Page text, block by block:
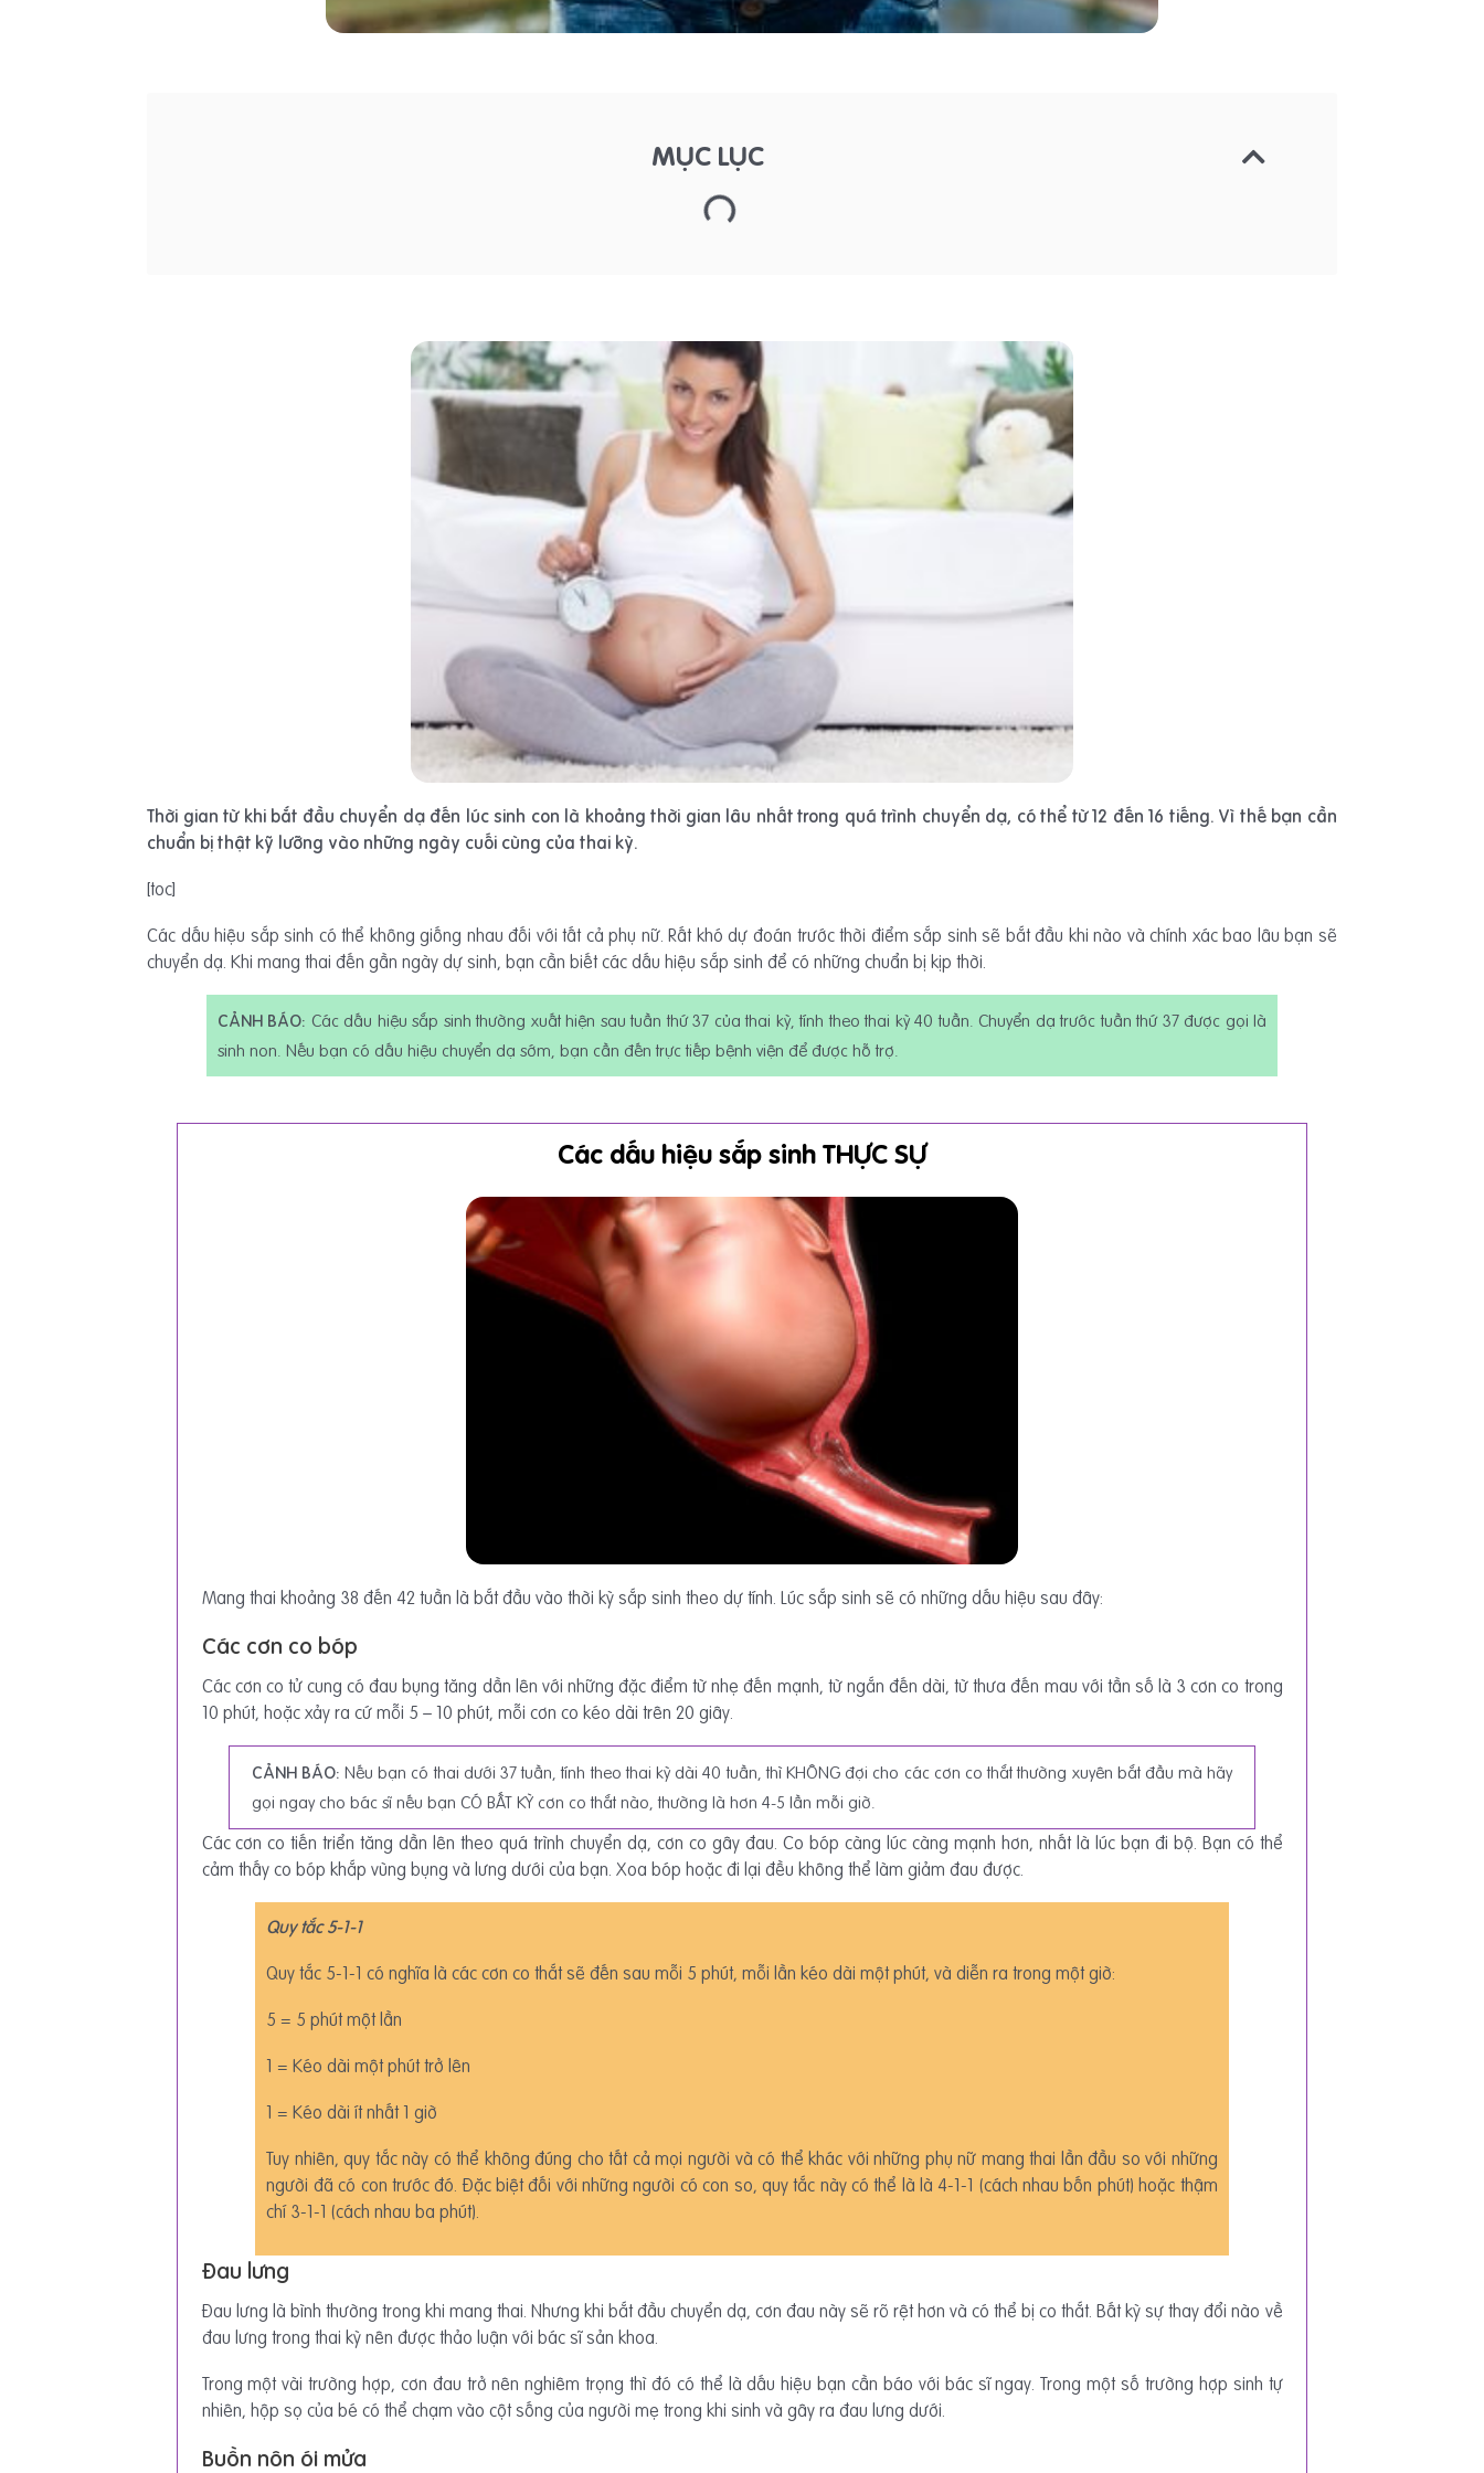
MỤC LỤC
Thời gian từ khi bắt đầu chuyển dạ đến lúc sinh con là khoảng thời gian lâu nhất trong quá trình chuyển dạ, có thể từ 12 đến 16 tiếng. Vì thế bạn cần
chuẩn bị thật kỹ lưỡng vào những ngày cuối cùng của thai kỳ.
[toc]
Các dấu hiệu sắp sinh có thể không giống nhau đối với tất cả phụ nữ. Rất khó dự đoán trước thời điểm sắp sinh sẽ bắt đầu khi nào và chính xác bao lâu bạn sẽ
chuyển dạ. Khi mang thai đến gần ngày dự sinh, bạn cần biết các dấu hiệu sắp sinh để có những chuẩn bị kịp thời.
CẢNH BÁO: Các dấu hiệu sắp sinh thường xuất hiện sau tuần thứ 37 của thai kỳ, tính theo thai kỳ 40 tuần. Chuyển dạ trước tuần thứ 37 được gọi là
sinh non. Nếu bạn có dấu hiệu chuyển dạ sớm, bạn cần đến trực tiếp bệnh viện để được hỗ trợ.
Các dấu hiệu sắp sinh THỰC SỰ
Mang thai khoảng 38 đến 42 tuần là bắt đầu vào thời kỳ sắp sinh theo dự tính. Lúc sắp sinh sẽ có những dấu hiệu sau đây:
Các cơn co bóp
Các cơn co tử cung có đau bụng tăng dần lên với những đặc điểm từ nhẹ đến mạnh, từ ngắn đến dài, từ thưa đến mau với tần số là 3 cơn co trong
10 phút, hoặc xảy ra cứ mỗi 5 – 10 phút, mỗi cơn co kéo dài trên 20 giây.
CẢNH BÁO: Nếu bạn có thai dưới 37 tuần, tính theo thai kỳ dài 40 tuần, thì KHÔNG đợi cho các cơn co thắt thường xuyên bắt đầu mà hãy
gọi ngay cho bác sĩ nếu bạn CÓ BẤT KỲ cơn co thắt nào, thường là hơn 4-5 lần mỗi giờ.
Các cơn co tiến triển tăng dần lên theo quá trình chuyển dạ, cơn co gây đau. Co bóp càng lúc càng mạnh hơn, nhất là lúc bạn đi bộ. Bạn có thể
cảm thấy co bóp khắp vùng bụng và lưng dưới của bạn. Xoa bóp hoặc đi lại đều không thể làm giảm đau được.
Quy tắc 5-1-1
Quy tắc 5-1-1 có nghĩa là các cơn co thắt sẽ đến sau mỗi 5 phút, mỗi lần kéo dài một phút, và diễn ra trong một giờ:
5 = 5 phút một lần
1 = Kéo dài một phút trở lên
1 = Kéo dài ít nhất 1 giờ
Tuy nhiên, quy tắc này có thể không đúng cho tất cả mọi người và có thể khác với những phụ nữ mang thai lần đầu so với những
người đã có con trước đó. Đặc biệt đối với những người có con so, quy tắc này có thể là là 4-1-1 (cách nhau bốn phút) hoặc thậm
chí 3-1-1 (cách nhau ba phút).
Đau lưng
Đau lưng là bình thường trong khi mang thai. Nhưng khi bắt đầu chuyển dạ, cơn đau này sẽ rõ rệt hơn và có thể bị co thắt. Bất kỳ sự thay đổi nào về
đau lưng trong thai kỳ nên được thảo luận với bác sĩ sản khoa.
Trong một vài trường hợp, cơn đau trở nên nghiêm trọng thì đó có thể là dấu hiệu bạn cần báo với bác sĩ ngay. Trong một số trường hợp sinh tự
nhiên, hộp sọ của bé có thể chạm vào cột sống của người mẹ trong khi sinh và gây ra đau lưng dưới.
Buồn nôn ói mửa